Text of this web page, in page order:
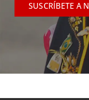
SUSCRÍBETE A